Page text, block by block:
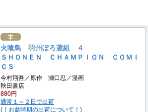
火喰鳥 羽州ぼろ鳶組 ４
ＳＨＯＮＥＮ ＣＨＡＭＰＩＯＮ ＣＯＭＩ
ＣＳ
今村翔吾／原作 瀬口忍／漫画
秋田書店
880円
通常１～２日で出荷
(！お盆時期の出荷について！)